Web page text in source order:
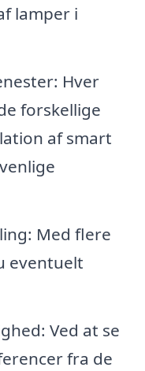
lamper i
Hver
forskellige
af smart
Med flere
eventuelt
Ved at se
fra de